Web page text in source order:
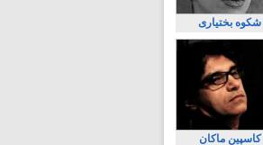
شکوه بختیاری
کاسپین ماکان